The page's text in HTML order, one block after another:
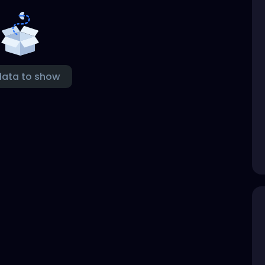
to show